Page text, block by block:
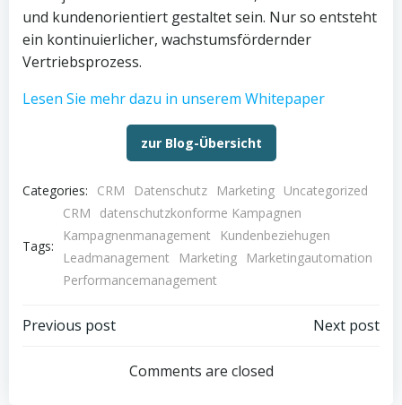
und kundenorientiert gestaltet sein. Nur so entsteht
ein kontinuierlicher, wachstumsfördernder
Vertriebsprozess.
Lesen Sie mehr dazu in unserem Whitepaper
zur Blog-Übersicht
Categories: CRM Datenschutz Marketing Uncategorized
Tags:
CRM
datenschutzkonforme Kampagnen
Kampagnenmanagement
Kundenbeziehugen
Leadmanagement
Marketing
Marketingautomation
Performancemanagement
Post
navigation
Previous post
navigation
Next post
Comments are closed